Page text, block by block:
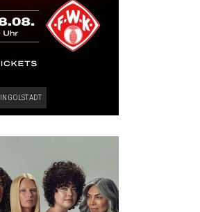
INGOLSTADT